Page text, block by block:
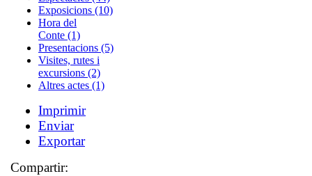
Exposicions (10)
Hora del
Conte (1)
Presentacions (5)
Visites, rutes i
excursions (2)
Altres actes (1)
Imprimir
Enviar
Exportar
Compartir: